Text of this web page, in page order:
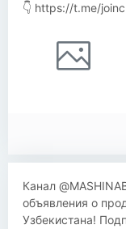
👇 https://t.me/
Канал
объявления о
Узбекистана!